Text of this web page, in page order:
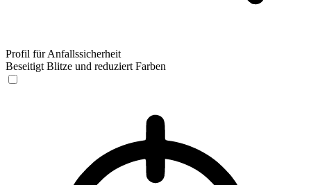
Profil für Anfallssicherheit
Beseitigt Blitze und reduziert Farben